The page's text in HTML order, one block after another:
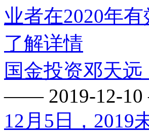
业者在2020年
了解详情
国金投资邓天
—— 2019-12-
12月5日，2019